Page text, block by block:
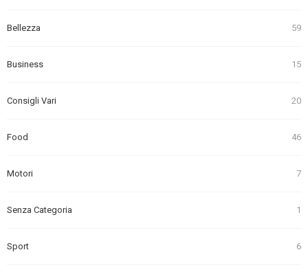
Bellezza 59
Business 15
Consigli Vari 20
Food 46
Motori 7
Senza Categoria 1
Sport 6